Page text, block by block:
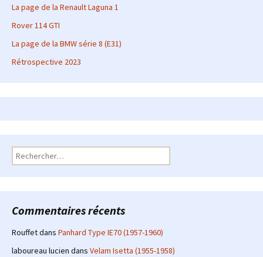
La page de la Renault Laguna 1
Rover 114 GTI
La page de la BMW série 8 (E31)
Rétrospective 2023
Rechercher :
Commentaires récents
Rouffetdans Panhard Type IE70 (1957-1960)
laboureau lucien dans Velam Isetta (1955-1958)